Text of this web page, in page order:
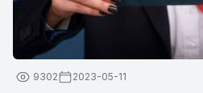
9302 2023-05-11